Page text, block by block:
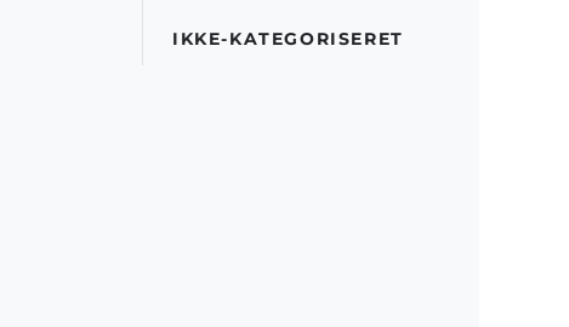
IKKE-KATEGORISERET